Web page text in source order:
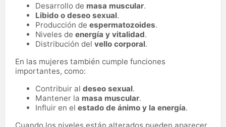
Desarrollo de masa muscular.
Libido o deseo sexual.
Producción de espermatozoides.
Niveles de energía y vitalidad.
Distribución del vello corporal.
En las mujeres también cumple funciones
importantes, como:
Contribuir al deseo sexual.
Mantener la masa muscular.
Influir en el estado de ánimo y la energía.
Cuando los niveles están alterados pueden aparecer